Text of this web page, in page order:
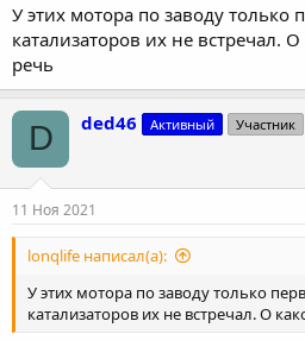
У этих мотора по заводу только
катализаторов их не встречал.
речь
D ded46 Активный Участник
11 Ноя 2021
lonqlife написал(а):
У этих мотора по заводу только
катализаторов их не встречал. О